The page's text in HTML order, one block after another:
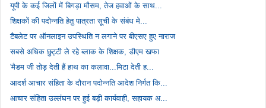
यूपी के कई जिलों में बिगड़ा मौसम, तेज हवाओं के साथ...
शिक्षकों की पदोन्नति हेतु पात्रता सूची के संबंध मे...
टैबलेट पर ऑनलाइन उपस्थिति न लगाने पर बीएसए हुए नाराज
सबसे अधिक छुट्टी ले रहे ब्लाक के शिक्षक, डीएम खफा
'मैडम जी तोड़ देती हैं हाथ का कलावा...मिटा देती ह...
आदर्श आचार संहिता के दौरान पदोन्नति आदेश निर्गत कि...
आचार संहिता उल्लंघन पर हुई बड़ी कार्यवाही, सहायक अ...